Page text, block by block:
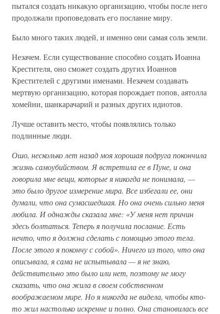
пытался создать никакую организацию, чтобы после него
продолжали проповедовать его послание миру.
Было много таких людей, и именно они самая соль земли.
Незачем. Если существование способно создать Иоанна
Крестителя, оно сможет создать других Иоаннов
Крестителей с другими именами. Незачем создавать
мертвую организацию, которая порождает попов, аятолла
хомейни, шанкарачарий и разных других идиотов.
Лучше оставить место, чтобы появлялись только
подлинные люди.
Ошо, несколько лет назад моя хорошая подруга покончила
жизнь самоубийством. Я встретила ее в Пуне, и она
говорила мне вещи, которые я никогда не понимала, —
это было другое измерение мира. Все избегали ее, они
думали, что она сумасшедшая. Но она очень сильно меня
любила. И однажды сказала мне: «У меня нет причин
здесь болтаться. Теперь я получила послание. Есть
нечто, что я должна сделать с помощью этого тела.
После этого я покончу с собой». Ничего из того, что она
описывала, я сама не испытывала — я не знаю,
действительно это было или нет, поэтому не могу
сказать, что она жила в своем собственном
воображаемом мире. Но я никогда не видела, чтобы кто-
то жил настолько искренне и полно. Она становилась все